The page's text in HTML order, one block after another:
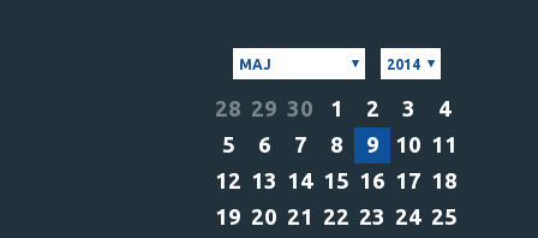
MAJ 2014
28 29 30 1 2 3
4
5
6 7 8 9 10 11
12 13 14 15 16 17 18
19 20 21 22 23 24 25